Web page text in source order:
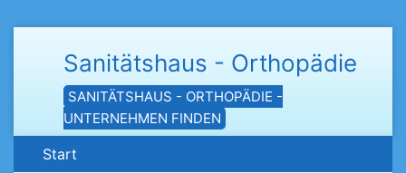
Sanitätshaus - Orthopädie
SANITÄTSHAUS - ORTHOPÄDIE -
UNTERNEHMEN FINDEN
Start